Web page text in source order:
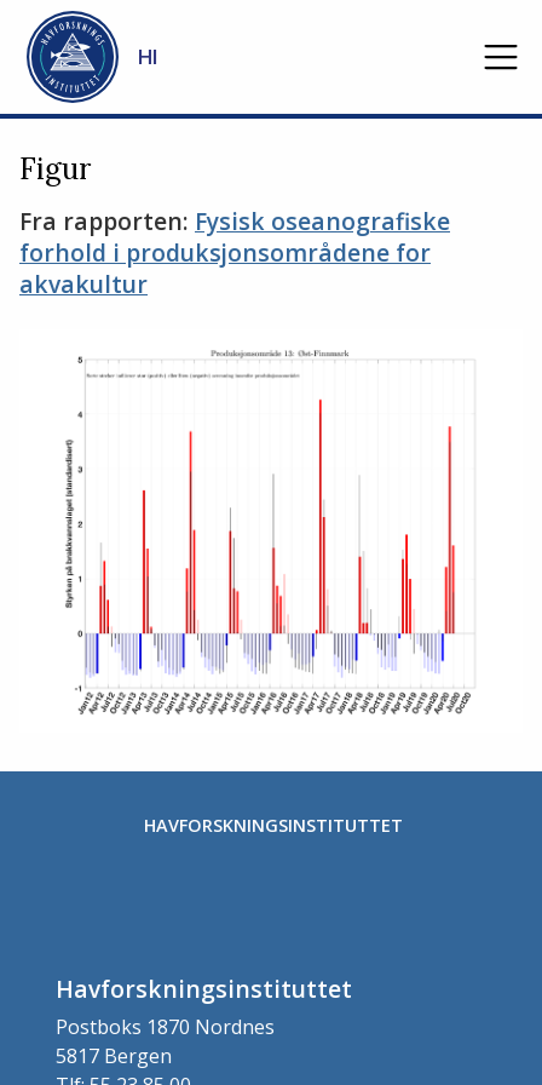
Gå til hovedinnhold
HI
Figur
Fra rapporten: Fysisk oseanografiske
forhold i produksjonsområdene for
akvakultur
HAVFORSKNINGSINSTITUTTET
Havforskningsinstituttet
Postboks 1870 Nordnes
5817 Bergen